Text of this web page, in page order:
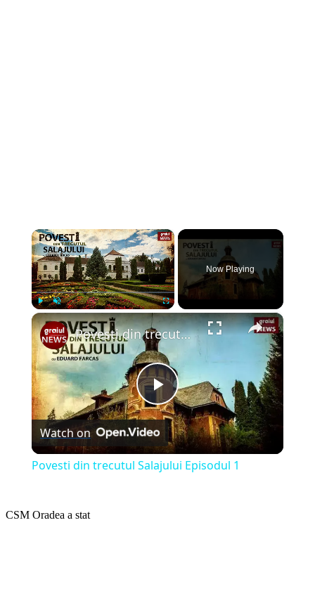
×
Play
Now Playing
×
Play
Video
Povesti din trecutul Salajului Episodul 1
Watch on
Povesti din trecutul Salajului Episodul 1
CSM Oradea a stat